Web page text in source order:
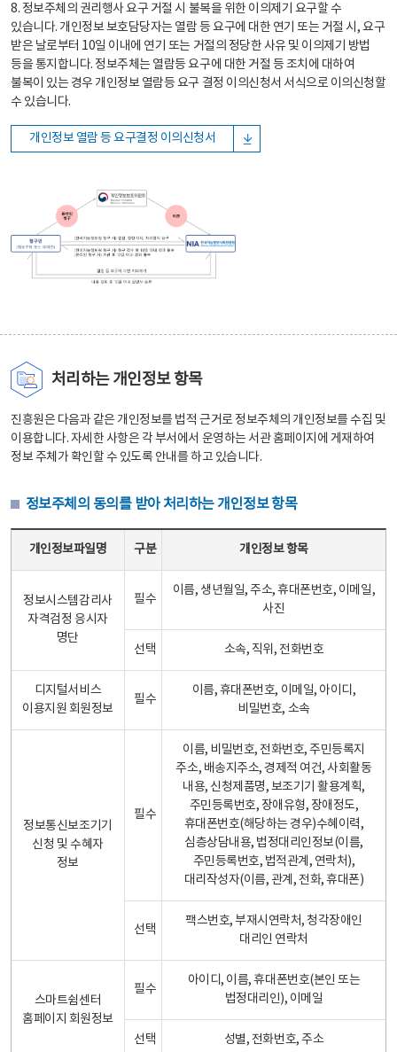
8. 정보주체의 권리행사 요구 거절 시 불복을 위한 이의제기 요구할 수
있습니다. 개인정보 보호담당자는 열람 등 요구에 대한 연기 또는 거절 시, 요구
받은 날로부터 10일 이내에 연기 또는 거절의 정당한 사유 및 이의제기 방법
등을 통지합니다. 정보주체는 열람등 요구에 대한 거절 등 조치에 대하여
불복이 있는 경우 개인정보 열람등 요구 결정 이의신청서 서식으로 이의신청할
수 있습니다.
개인정보 열람 등 요구결정 이의신청서
처리하는 개인정보 항목
진흥원은 다음과 같은 개인정보를 법적 근거로 정보주체의 개인정보를 수집 및
이용합니다. 자세한 사항은 각 부서에서 운영하는 서관 홈페이지에 게재하여
정보 주체가 확인할 수 있도록 안내를 하고 있습니다.
정보주체의 동의를 받아 처리하는 개인정보 항목
개인정보파일명 구분 개인정보 항목
정보시스템감리사
자격검정 응시자
명단
필수
이름, 생년월일, 주소, 휴대폰번호, 이메일,
사진
선택 소속, 직위, 전화번호
디지털서비스
이용지원 회원정보
필수
이름, 휴대폰번호, 이메일, 아이디,
비밀번호, 소속
정보통신보조기기
신청 및 수혜자
정보
필수
이름, 비밀번호, 전화번호, 주민등록지
주소, 배송지주소, 경제적 여건, 사회활동
내용, 신청제품명, 보조기기 활용계획,
주민등록번호, 장애유형, 장애정도,
휴대폰번호(해당하는 경우)수혜이력,
심층상담내용, 법정대리인정보(이름,
주민등록번호, 법적관계, 연락처),
대리작성자(이름, 관계, 전화, 휴대폰)
선택
팩스번호, 부재시연락처, 청각장애인
대리인 연락처
스마트쉼센터
홈페이지 회원정보
필수
아이디, 이름, 휴대폰번호(본인 또는
법정대리인), 이메일
선택 성별, 전화번호, 주소